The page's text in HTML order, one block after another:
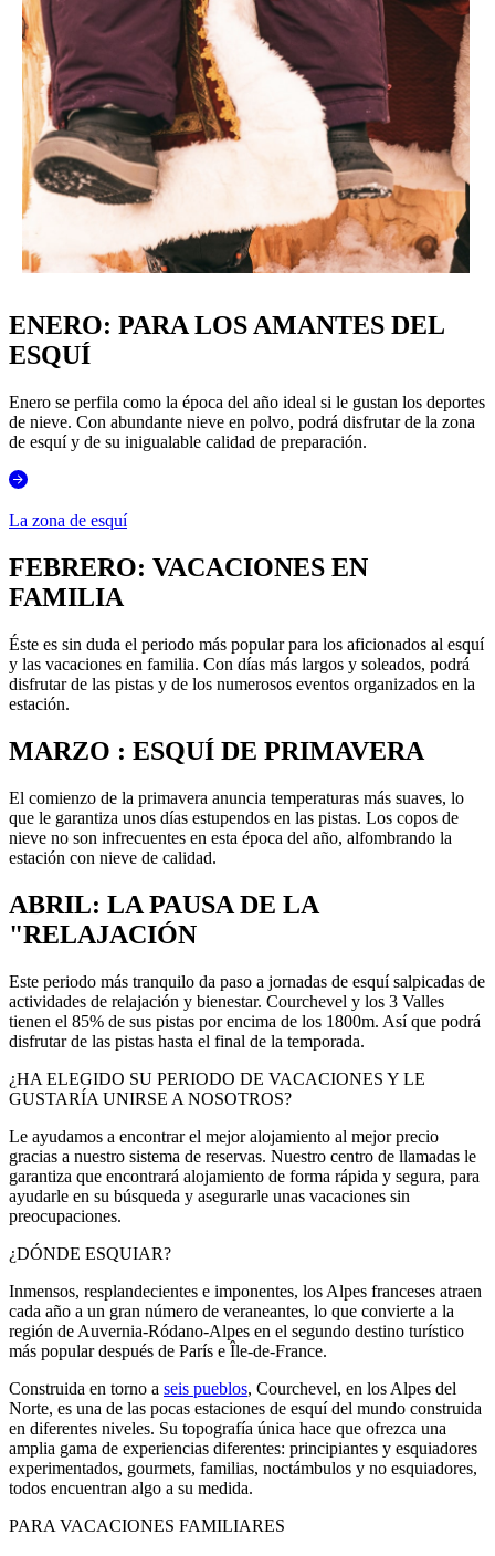
ENERO: PARA LOS AMANTES DEL
ESQUÍ
Enero se perfila como la época del año ideal si le gustan los deportes
de nieve. Con abundante nieve en polvo, podrá disfrutar de la zona
de esquí y de su inigualable calidad de preparación.
La zona de esquí
FEBRERO: VACACIONES EN
FAMILIA
Éste es sin duda el periodo más popular para los aficionados al esquí
y las vacaciones en familia. Con días más largos y soleados, podrá
disfrutar de las pistas y de los numerosos eventos organizados en la
estación.
MARZO : ESQUÍ DE PRIMAVERA
El comienzo de la primavera anuncia temperaturas más suaves, lo
que le garantiza unos días estupendos en las pistas. Los copos de
nieve no son infrecuentes en esta época del año, alfombrando la
estación con nieve de calidad.
ABRIL: LA PAUSA DE LA
"RELAJACIÓN
Este periodo más tranquilo da paso a jornadas de esquí salpicadas de
actividades de relajación y bienestar. Courchevel y los 3 Valles
tienen el 85% de sus pistas por encima de los 1800m. Así que podrá
disfrutar de las pistas hasta el final de la temporada.
¿HA ELEGIDO SU PERIODO DE VACACIONES Y LE
GUSTARÍA UNIRSE A NOSOTROS?
Le ayudamos a encontrar el mejor alojamiento al mejor precio
gracias a nuestro sistema de reservas. Nuestro centro de llamadas le
garantiza que encontrará alojamiento de forma rápida y segura, para
ayudarle en su búsqueda y asegurarle unas vacaciones sin
preocupaciones.
¿DÓNDE ESQUIAR?
Inmensos, resplandecientes e imponentes, los Alpes franceses atraen
cada año a un gran número de veraneantes, lo que convierte a la
región de Auvernia-Ródano-Alpes en el segundo destino turístico
más popular después de París e Île-de-France.
Construida en torno a seis pueblos, Courchevel, en los Alpes del
Norte, es una de las pocas estaciones de esquí del mundo construida
en diferentes niveles. Su topografía única hace que ofrezca una
amplia gama de experiencias diferentes: principiantes y esquiadores
experimentados, gourmets, familias, noctámbulos y no esquiadores,
todos encuentran algo a su medida.
PARA VACACIONES FAMILIARES